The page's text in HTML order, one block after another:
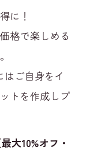
に！
格で楽しめる
ご自身をイ
トを作成しプ
大10%オフ・